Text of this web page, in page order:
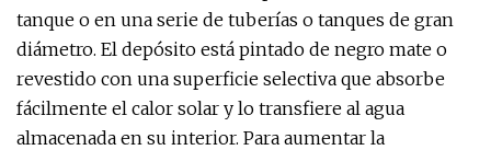
tanque o en una serie de tuberías o tanques de gran
diámetro. El depósito está pintado de negro mate o
revestido con una superficie selectiva que absorbe
fácilmente el calor solar y lo transfiere al agua
almacenada en su interior. Para aumentar la